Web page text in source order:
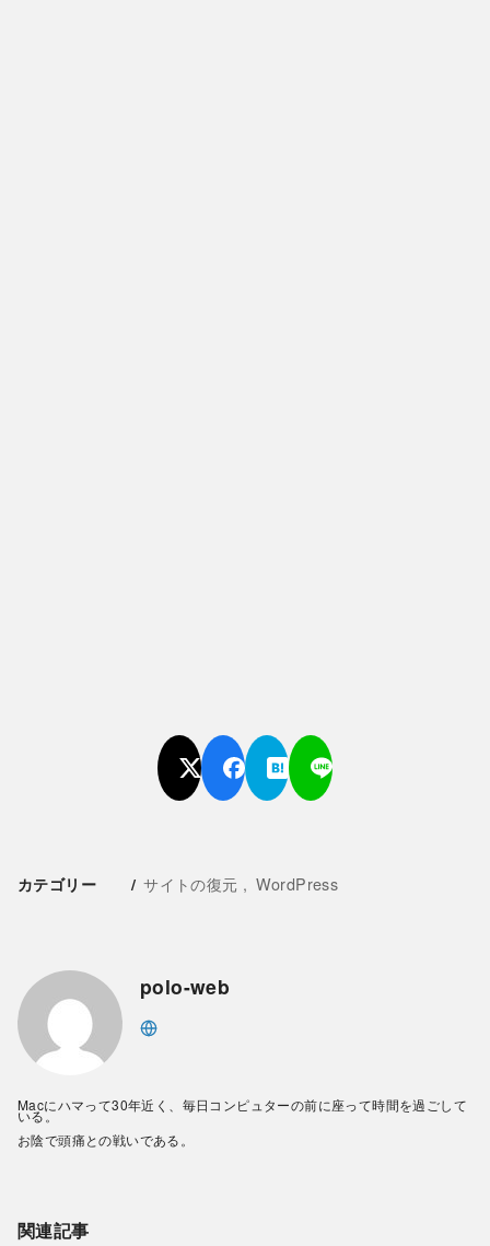
カテゴリー サイトの復元 WordPress
polo-web
Macにハマって30年近く、毎日コンピュターの前に座って時間を過ごして
いる。
お陰で頭痛との戦いである。
関連記事